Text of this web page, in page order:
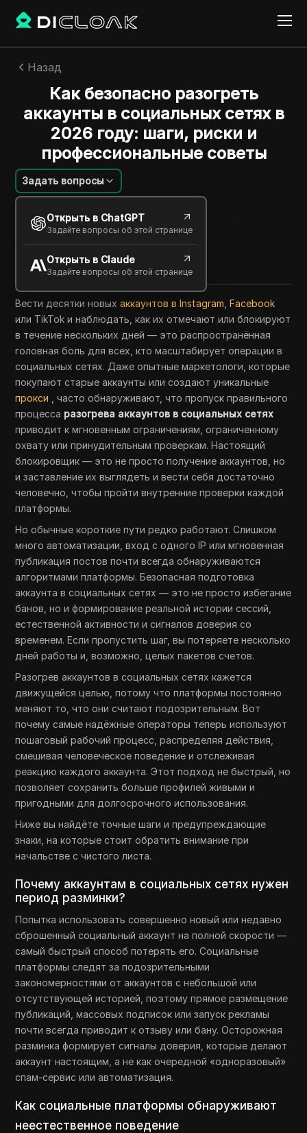
Назад
Как безопасно разогреть
аккаунты в социальных сетях в
2026 году: шаги, риски и
профессиональные советы
Задать вопросы
Открыть в ChatGPT
Задайте вопросы об этой странице
Открыть в Claude
Задайте вопросы об этой странице
Emily Grace
07 июля 2026 6 минут
Copy Link
Вести десятки новыхаккаунтов в Instagram ,Facebook
или TikTok и наблюдать, как их отмечают или блокируют
в течение нескольких дней — это распространённая
головная боль для всех, кто масштабирует операции в
социальных сетях. Даже опытные маркетологи, которые
покупают старые аккаунты или создают уникальные
прокси , часто обнаруживают, что пропуск правильного
процесса разогрева аккаунтов в социальных сетях
приводит к мгновенным ограничениям, ограниченному
охвату или принудительным проверкам. Настоящий
блокировщик — это не просто получение аккаунтов, но
и заставление их выглядеть и вести себя достаточно
человечно, чтобы пройти внутренние проверки каждой
платформы.
Но обычные короткие пути редко работают. Слишком
много автоматизации, вход с одного IP или мгновенная
публикация постов почти всегда обнаруживаются
алгоритмами платформы. Безопасная подготовка
аккаунта в социальных сетях — это не просто избегание
банов, но и формирование реальной истории сессий,
естественной активности и сигналов доверия со
временем. Если пропустить шаг, вы потеряете несколько
дней работы и, возможно, целых пакетов счетов.
Разогрев аккаунтов в социальных сетях кажется
движущейся целью, потому что платформы постоянно
меняют то, что они считают подозрительным. Вот
почему самые надёжные операторы теперь используют
пошаговый рабочий процесс, распределяя действия,
смешивая человеческое поведение и отслеживая
реакцию каждого аккаунта. Этот подход не быстрый, но
позволяет сохранить больше профилей живыми и
пригодными для долгосрочного использования.
Ниже вы найдёте точные шаги и предупреждающие
знаки, на которые стоит обратить внимание при
начальстве с чистого листа.
Почему аккаунтам в социальных сетях нужен
период разминки?
Попытка использовать совершенно новый или недавно
сброшенный социальный аккаунт на полной скорости —
самый быстрый способ потерять его. Социальные
платформы следят за подозрительными
закономерностями от аккаунтов с небольшой или
отсутствующей историей, поэтому прямое размещение
публикаций, массовых подписок или запуск рекламы
почти всегда приводит к отзыву или бану. Осторожная
разминка формирует сигналы доверия, которые делают
аккаунт настоящим, а не как очередной «одноразовый»
спам-сервис или автоматизация.
Как социальные платформы обнаруживают
неестественное поведение